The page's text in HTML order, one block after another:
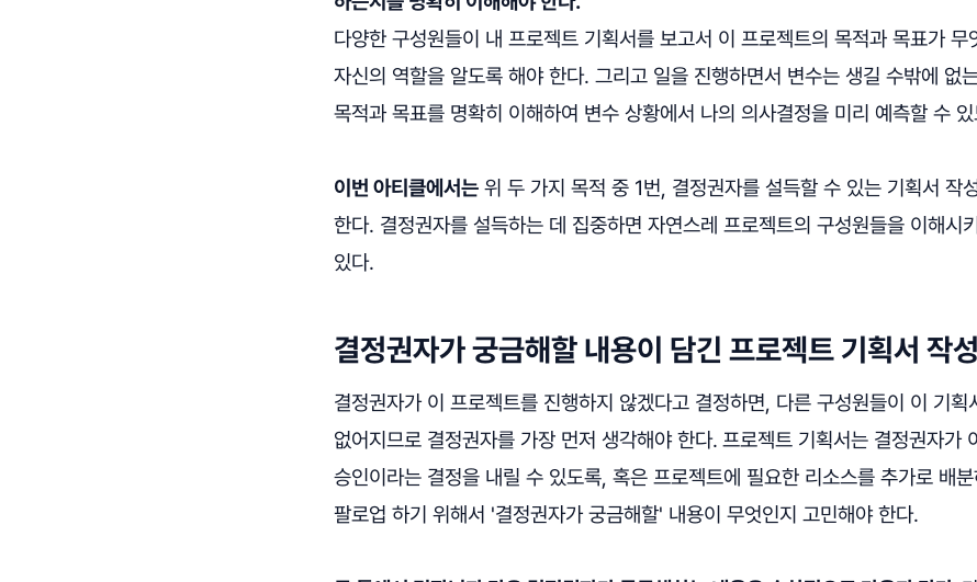
다양한 구성원들이 내 프로젝트 기획서를 보고서 이 프로젝트의 목적과 목표가 무
자신의 역할을 알도록 해야 한다. 그리고 일을 진행하면서 변수는 생길 수밖에 없
목적과 목표를 명확히 이해하여 변수 상황에서 나의 의사결정을 미리 예측할 수
이번 아티클에서는 위 두 가지 목적 중 1번, 결정권자를 설득할 수 있는 기획서 작
한다. 결정권자를 설득하는 데 집중하면 자연스레 프로젝트의 구성원들을 이해시
있다.
결정권자가 궁금해할 내용이 담긴 프로젝트 기획서 작
결정권자가 이 프로젝트를 진행하지 않겠다고 결정하면, 다른 구성원들이 이 기획
없어지므로 결정권자를 가장 먼저 생각해야 한다. 프로젝트 기획서는 결정권자가
승인이라는 결정을 내릴 수 있도록, 혹은 프로젝트에 필요한 리소스를 추가로 배
팔로업 하기 위해서 '결정권자가 궁금해할' 내용이 무엇인지 고민해야 한다.